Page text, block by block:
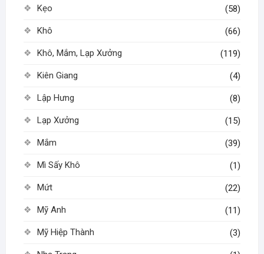
Kẹo (58)
Khô (66)
Khô, Mắm, Lạp Xưởng (119)
Kiên Giang (4)
Lập Hưng (8)
Lạp Xưởng (15)
Mắm (39)
Mì Sấy Khô (1)
Mứt (22)
Mỹ Anh (11)
Mỹ Hiệp Thành (3)